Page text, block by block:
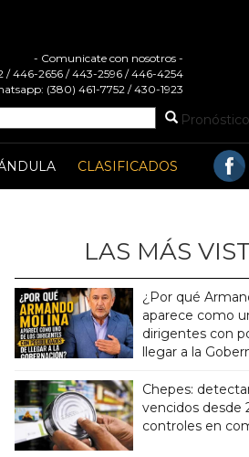
- Comunicate con nosotros -
/ 446-2656 / 443-2596 / 446-4254
(380) 461-7752 / 430-1923
CLASIFICADOS
LAS MÁS
¿Por qué
aparece como
dirigentes con
llegar a la
Chepes:
vencidos desde
controles en